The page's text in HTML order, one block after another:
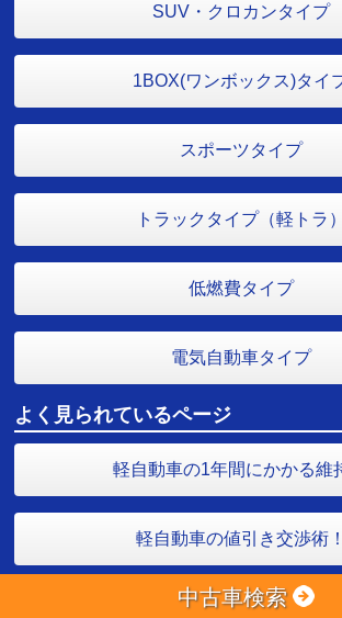
SUV・クロカンタイプ
1BOX(ワンボックス)タイ
スポーツタイプ
トラックタイプ（軽トラ）
低燃費タイプ
電気自動車タイプ
よく見られているページ
軽自動車の1年間にかかる維
軽自動車の値引き交渉術！
一括買取査定で高く売る！
中古車検索